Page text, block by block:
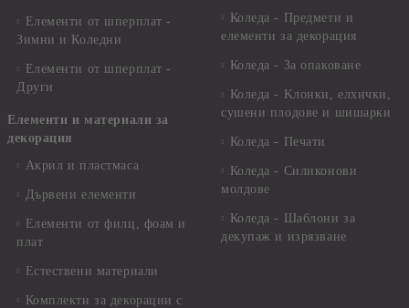
Елементи от шперплат -
Зимни и Коледни
Елементи от шперплат -
Други
Елементи и материали за
декорация
Акрил и пластмаса
Дървени елементи
Елементи от филц, фоам и
плат
Естествени материали
Комплекти за декорации с
Коледа - Предмети и
елементи за декорация
Коледа - За опаковане
Коледа - Kлонки, елхички,
сушени плодове и шишарки
Коледа - Печати
Коледа - Силиконови
молдове
Коледа - Шаблони за
декупаж и изрязване